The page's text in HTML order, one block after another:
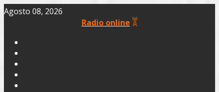
Agosto 08, 2026
Radio online